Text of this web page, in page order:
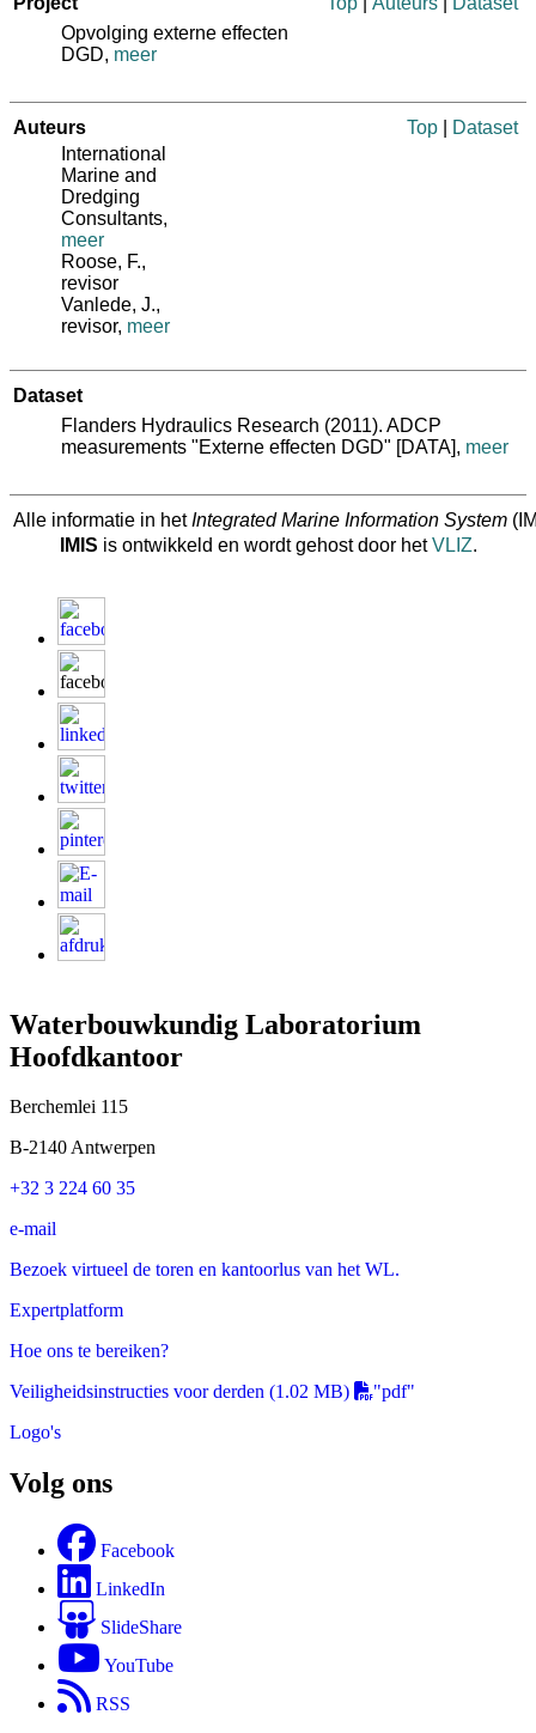
Opvolging externe effecten
DGD, meer
Auteurs Top
Dataset
International
Marine and
Dredging
Consultants,
meer
Roose, F.,
revisor
Vanlede, J.,
revisor, meer
Dataset
Flanders Hydraulics Research (2011). ADCP
measurements "Externe effecten DGD" [DATA], meer
Alle informatie in hetIntegrated Marine Information System
IMIS is ontwikkeld en wordt gehost door hetVLIZ.
Waterbouwkundig Laboratorium
Hoofdkantoor
Berchemlei 115
B-2140 Antwerpen
+32 3 224 60 35
e-mail
Bezoek virtueel de toren en kantoorlus van het WL.
Expertplatform
Hoe ons te bereiken?
Veiligheidsinstructies voor derden (1.02 MB)
"pdf"
Logo's
Volg ons
Facebook
LinkedIn
SlideShare
YouTube
RSS